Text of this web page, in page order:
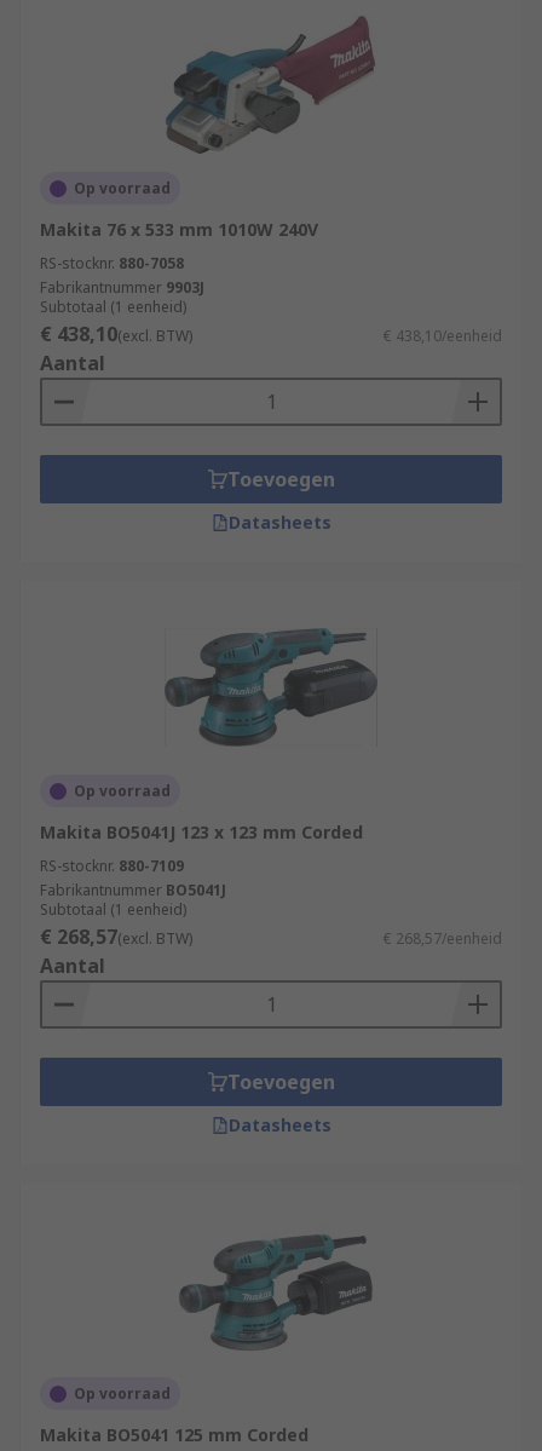
Op voorraad
Makita 76 x 533 mm 1010W 240V
RS-stocknr. 880-7058
Fabrikantnummer 9903J
Subtotaal (1 eenheid)
€ 438,10(excl. BTW) € 438,10/eenheid
Aantal
Toevoegen
Datasheets
Op voorraad
Makita BO5041J 123 x 123 mm Corded
RS-stocknr. 880-7109
Fabrikantnummer BO5041J
Subtotaal (1 eenheid)
€ 268,57(excl. BTW) € 268,57/eenheid
Aantal
Toevoegen
Datasheets
Op voorraad
Makita BO5041 125 mm Corded